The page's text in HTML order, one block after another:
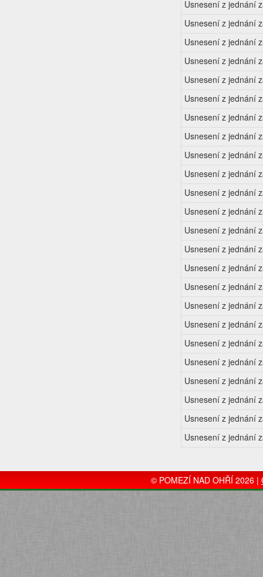
Usnesení z jednání
Usnesení z jednání
Usnesení z jednání
Usnesení z jednání
Usnesení z jednání
Usnesení z jednání
Usnesení z jednání
Usnesení z jednání
Usnesení z jednání
Usnesení z jednání
Usnesení z jednání
Usnesení z jednání
Usnesení z jednání
Usnesení z jednání
Usnesení z jednání
Usnesení z jednání
Usnesení z jednání
Usnesení z jednání
Usnesení z jednání
Usnesení z jednání
Usnesení z jednání
Usnesení z jednání
Usnesení z jednání
Usnesení z jednání
© POMEZÍ NAD OHŘÍ 2026 |